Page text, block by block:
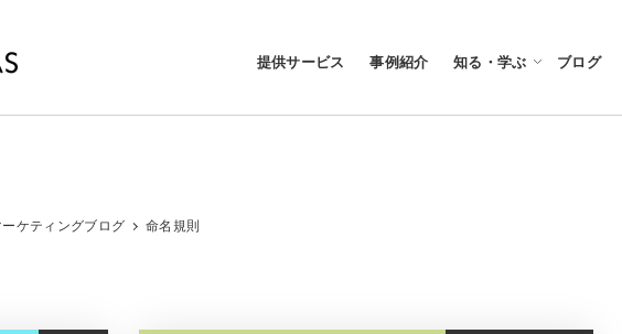
提供サービス 事例紹介 知る・学ぶ ブログ
ケティングブログ 命名規則